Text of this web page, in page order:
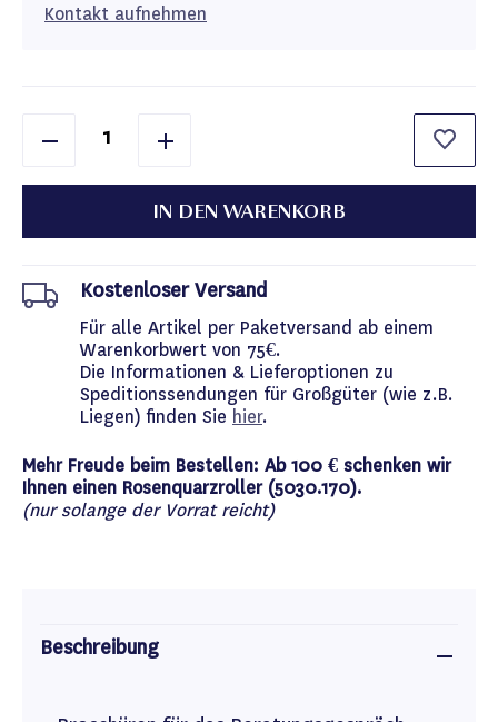
Kontakt aufnehmen
IN DEN WARENKORB
Kostenloser Versand
Für alle Artikel per Paketversand ab einem
Warenkorbwert von 75€.
Die Informationen & Lieferoptionen zu
Speditionssendungen für Großgüter (wie z.B.
Liegen) finden Sie hier.
Mehr Freude beim Bestellen: Ab 100 € schenken wir
Ihnen einen Rosenquarzroller (5030.170).
(nur solange der Vorrat reicht)
Beschreibung